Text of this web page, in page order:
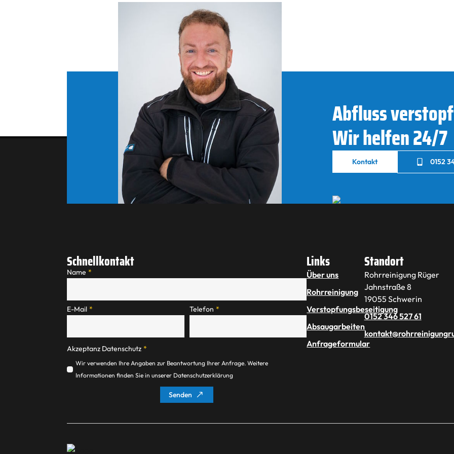
Abfluss
Wir helfen 24/7
Kontakt 0152
Schnellkontakt
Name *
E-Mail * Telefon *
Akzeptanz Datenschutz *
Wir verwenden Ihre Angaben zur Beantwortung Ihrer Anfrage. Weitere
Informationen finden Sie in unserer Datenschutzerklärung
Senden
Links
Über uns
Rohrreinigung
Verstopfungsbeseitigung
Absaugarbeiten
Anfrageformular
Standort
Rohrreinigung Rüger
Jahnstraße 8
19055 Schwerin
0152 346 527 61